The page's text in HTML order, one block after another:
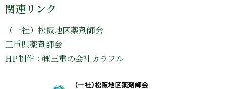
関連リンク
（一社）松阪地区薬剤師会
三重県薬剤師会
HP制作：㈱三重の会社カラフル